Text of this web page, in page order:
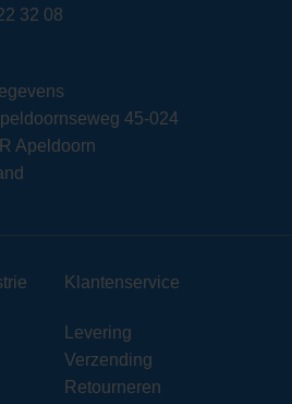
32 08
45-024
Apeldoorn
Klantenservice
Levering
Verzending
Retourneren